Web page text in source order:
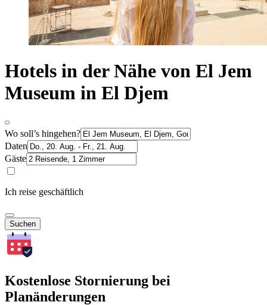
Hotels in der Nähe von El Jem
Museum in El Djem
Wo soll’s hingehen?
Daten
Gäste
Ich reise geschäftlich
Suchen
Kostenlose Stornierung bei
Planänderungen